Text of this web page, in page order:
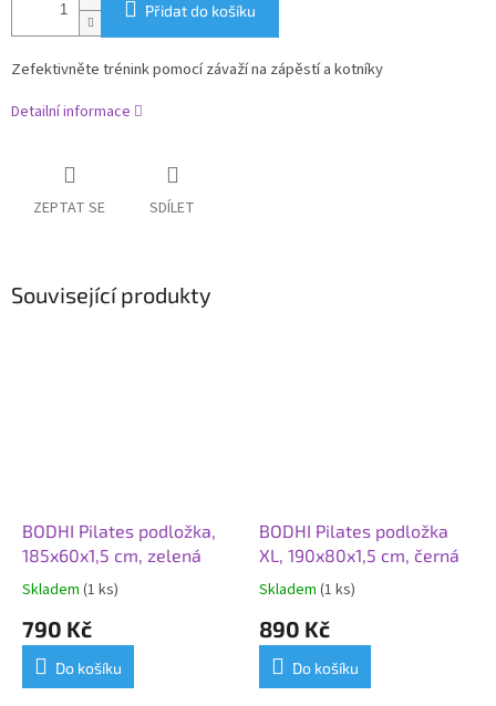
Přidat do košíku
Zefektivněte trénink pomocí závaží na zápěstí a kotníky
Detailní informace
ZEPTAT SE SDÍLET
Související produkty
BODHI Pilates podložka,
185x60x1,5 cm, zelená
Skladem (1 ks)
790 Kč
Do košíku
BODHI Pilates podložka
XL, 190x80x1,5 cm, černá
Skladem (1 ks)
890 Kč
Do košíku